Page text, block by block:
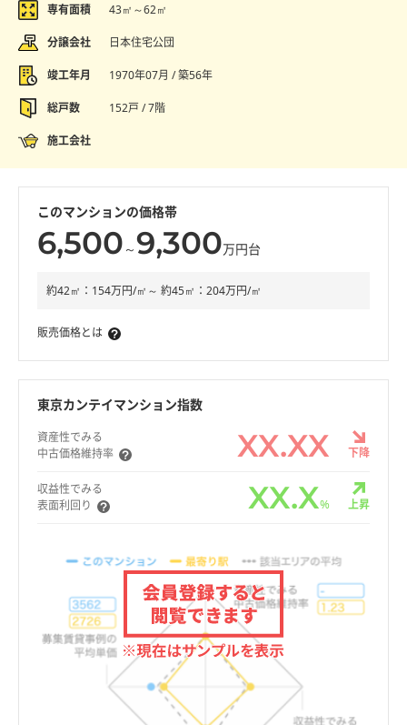
専有面積 43㎡～62㎡
分譲会社 日本住宅公団
竣工年月 1970年07月 / 築56年
総戸数 152戸 / 7階
施工会社
このマンションの価格帯
6,500 ～9,300万円台
約42㎡：154万円/㎡～ 約45㎡：204万円/㎡
販売価格とは
東京カンテイマンション指数
資産性でみる
中古価格維持率
XX.XX 下降
収益性でみる
表面利回り
XX.X% 上昇